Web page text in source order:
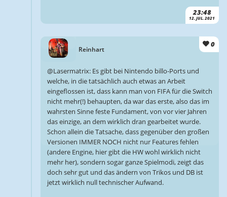
23:48
12. JUL. 2021
Reinhart
0
@Lasermatrix: Es gibt bei Nintendo billo-Ports und
welche, in die tatsächlich auch etwas an Arbeit
eingeflossen ist, dass kann man von FIFA für die Switch
nicht mehr(!) behaupten, da war das erste, also das im
wahrsten Sinne feste Fundament, von vor vier Jahren
das einzige, an dem wirklich dran gearbeitet wurde.
Schon allein die Tatsache, dass gegenüber den großen
Versionen IMMER NOCH nicht nur Features fehlen
(andere Engine, hier gibt die HW wohl wirklich nicht
mehr her), sondern sogar ganze Spielmodi, zeigt das
doch sehr gut und das ändern von Trikos und DB ist
jetzt wirklich null technischer Aufwand.